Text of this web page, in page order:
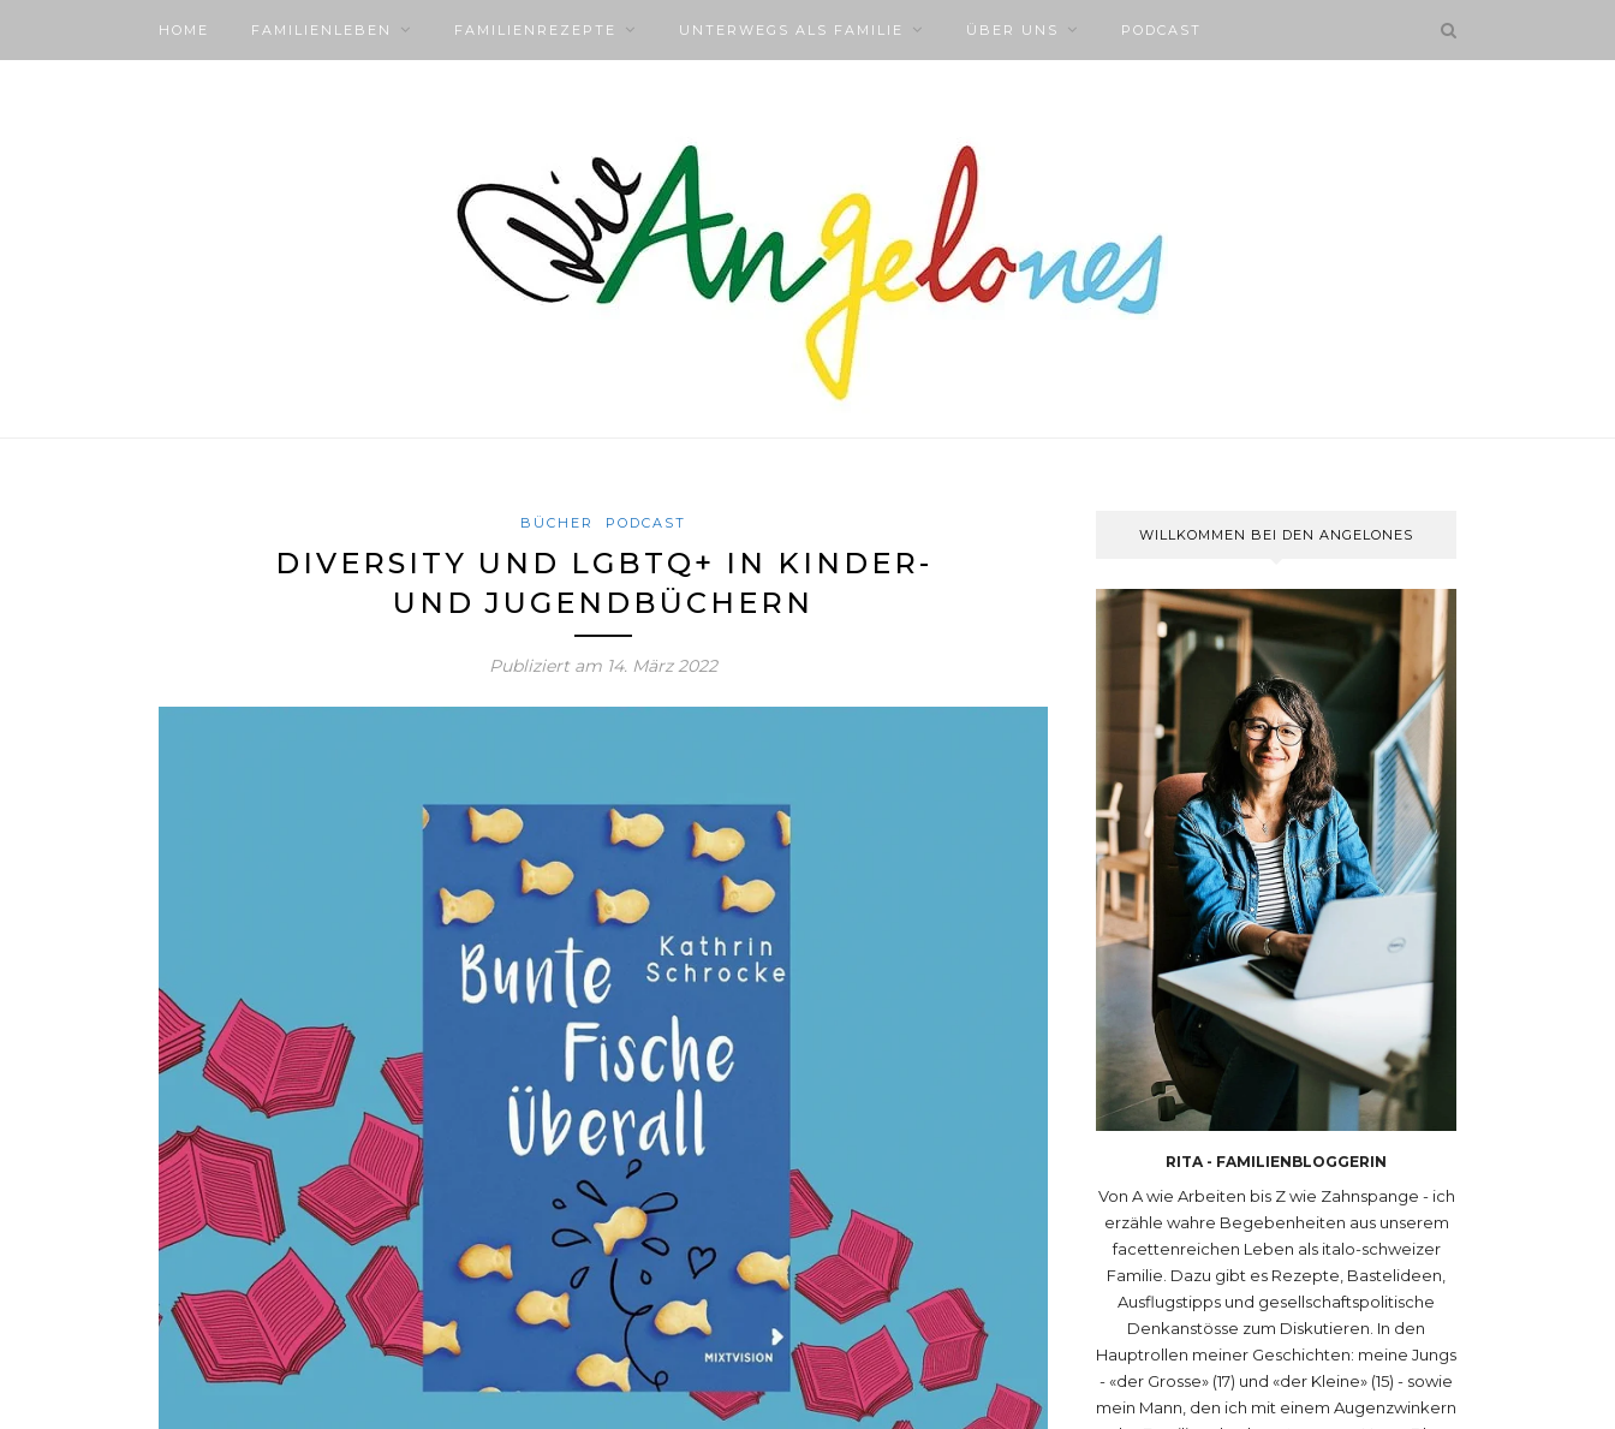
HOME FAMILIENLEBEN FAMILIENREZEPTE UNTERWEGS ALS FAMILIE ÜBER UNS PODCAST
BÜCHER PODCAST
DIVERSITY UND LGBTQ+ IN KINDER-
UND JUGENDBÜCHERN
Publiziert am 14. März 2022
WILLKOMMEN BEI DEN ANGELONES
RITA - FAMILIENBLOGGERIN
Von A wie Arbeiten bis Z wie Zahnspange - ich
erzähle wahre Begebenheiten aus unserem
facettenreichen Leben als italo-schweizer
Familie. Dazu gibt es Rezepte, Bastelideen,
Ausflugstipps und gesellschaftspolitische
Denkanstösse zum Diskutieren. In den
Hauptrollen meiner Geschichten: meine Jungs
- «der Grosse» (17) und «der Kleine» (15) - sowie
mein Mann, den ich mit einem Augenzwinkern